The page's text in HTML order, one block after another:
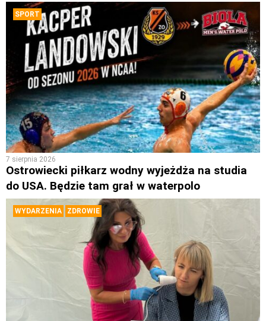
SPORT
7 sierpnia 2026
Ostrowiecki piłkarz wodny wyjeżdża na studia
do USA. Będzie tam grał w waterpolo
WYDARZENIA ZDROWIE